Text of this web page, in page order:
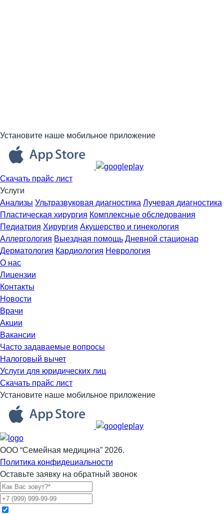
Установите наше мобильное приложение
Скачать прайс лист
Услуги
Анализы Ультразвуковая диагностика Лучевая диагностика
Пластическая хирургия Комплексные обследования
Педиатрия Хирургия Акушерство и гинекология
Аллергология Выездная помощь Дневной стационар
Дерматология Кардиология Неврология
О нас
Лицензии
Контакты
Новости
Врачи
Акции
Вакансии
Часто задаваемые вопросы
Налоговый вычет
Услуги для юридических лиц
Скачать прайс лист
Установите наше мобильное приложение
ООО “Семейная медицина” 2026.
Политика конфидециальности
Оставьте заявку на обратный звонок